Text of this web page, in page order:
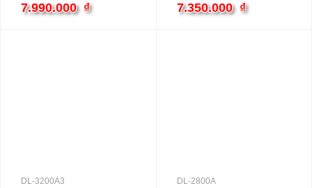
7.990.000 ₫ 7.350.000 ₫
DL-3200A3 DL-2800A